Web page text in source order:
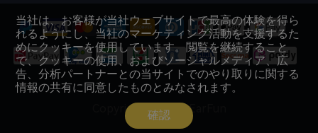
Copyright © 2026 EarFun
当社は、お客様が当社ウェブサイトで最高の体験を得ら
れるようにし、当社のマーケティング活動を支援するた
めにクッキーを使用しています。閲覧を継続すること
で、クッキーの使用、およびソーシャルメディア、広
告、分析パートナーとの当サイトでのやり取りに関する
情報の共有に同意したものとみなされます。
確認